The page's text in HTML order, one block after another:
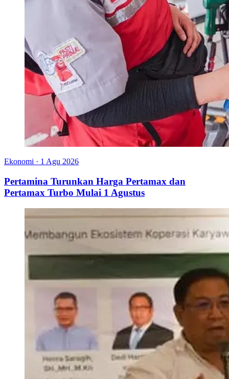
Ekonomi · 1 Agu 2026
Pertamina Turunkan Harga Pertamax dan
Pertamax Turbo Mulai 1 Agustus